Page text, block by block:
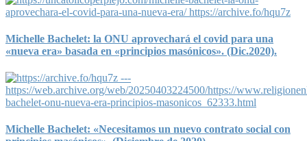
Michelle Bachelet: la ONU aprovechará el covid para una
«nueva era» basada en «principios masónicos». (Dic.2020).
Michelle Bachelet: «Necesitamos un nuevo contrato social con